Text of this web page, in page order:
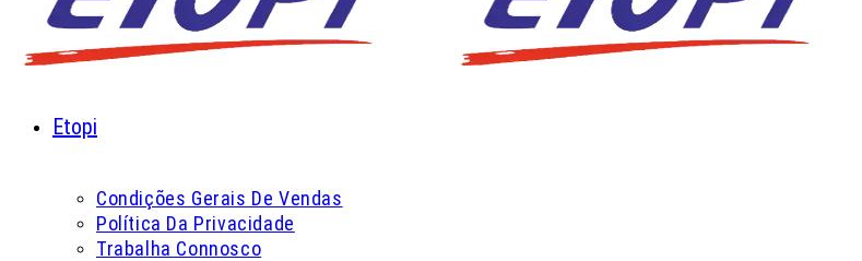
Etopi
Condições Gerais De Vendas
Política Da Privacidade
Trabalha Connosco